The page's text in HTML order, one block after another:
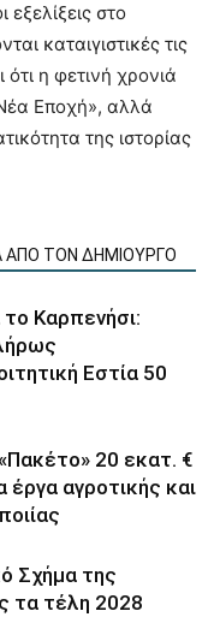
στο
καταιγιστικές τις
η φετινή χρονιά
Εποχή», αλλά
της ιστορίας
ΑΠΟ ΤΟΝ ΔΗΜΙΟΥΡΓΟ
το Καρπενήσι:
Εστία 50
20 εκατ. €
έργα αγροτικής και
Σχήμα της
τα τέλη 2028